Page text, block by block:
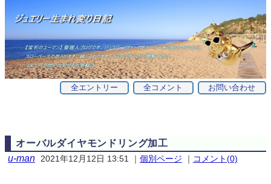
お問い合わせ
全コメント
全エントリー
オーバルダイヤモンドリング加工
u-man 2021年12月12日 13:51 ｜ 個別ページ ｜ コメント(0)